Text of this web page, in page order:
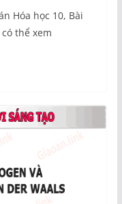
Hóa học 10, Bài
thể xem